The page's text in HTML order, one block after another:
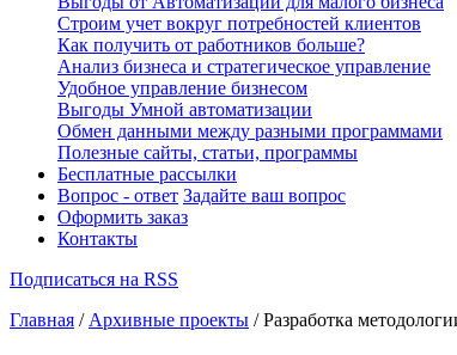
Строим учет вокруг потребностей клиентов
Как получить от работников больше?
Анализ бизнеса и стратегическое управление
Удобное управление бизнесом
Выгоды Умной автоматизации
Обмен данными между разными программами
Полезные сайты, статьи, программы
Бесплатные рассылки
Вопрос - ответ Задайте ваш вопрос
Оформить заказ
Контакты
Подписаться на RSS
Главная / Архивные проекты / Разработка